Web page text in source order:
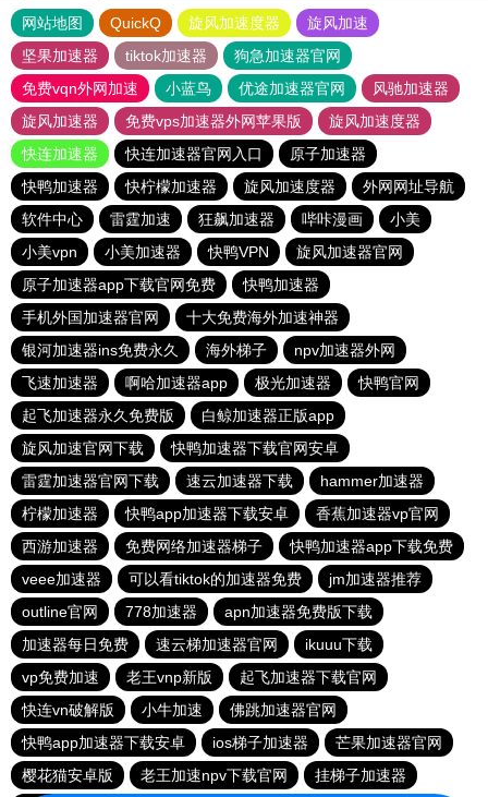
网站地图 QuickQ 旋风加速度器
旋风加速
坚果加速器
tiktok加速器
狗急加速器官网
免费vqn外网加速
小蓝鸟 优途加速器官网
风驰加速器
旋风加速器
免费vps加速器外网苹果版
旋风加速度器
快连加速器
快连加速器官网入口
原子加速器
快鸭加速器
快柠檬加速器 旋风加速度器
外网网址导航
软件中心
雷霆加速 狂飙加速器 哔咔漫画
小美
小美vpn
小美加速器 快鸭VPN
旋风加速器官网
原子加速器app下载官网免费
快鸭加速器
手机外国加速器官网
十大免费海外加速神器
银河加速器ins免费永久
海外梯子
npv加速器外网
飞速加速器
啊哈加速器app 极光加速器
快鸭官网
起飞加速器永久免费版
白鲸加速器正版app
旋风加速官网下载
快鸭加速器下载官网安卓
雷霆加速器官网下载
速云加速器下载
hammer加速器
柠檬加速器
快鸭app加速器下载安卓
香蕉加速器vp官网
西游加速器
免费网络加速器梯子
快鸭加速器app下载免费
veee加速器
可以看tiktok的加速器免费
jm加速器推荐
outline官网
778加速器
apn加速器免费版下载
加速器每日免费
速云梯加速器官网
ikuuu下载
vp免费加速
老王vnp新版
起飞加速器下载官网
快连vn破解版
小牛加速
佛跳加速器官网
快鸭app加速器下载安卓
ios梯子加速器
芒果加速器官网
樱花猫安卓版
老王加速npv下载官网 挂梯子加速器